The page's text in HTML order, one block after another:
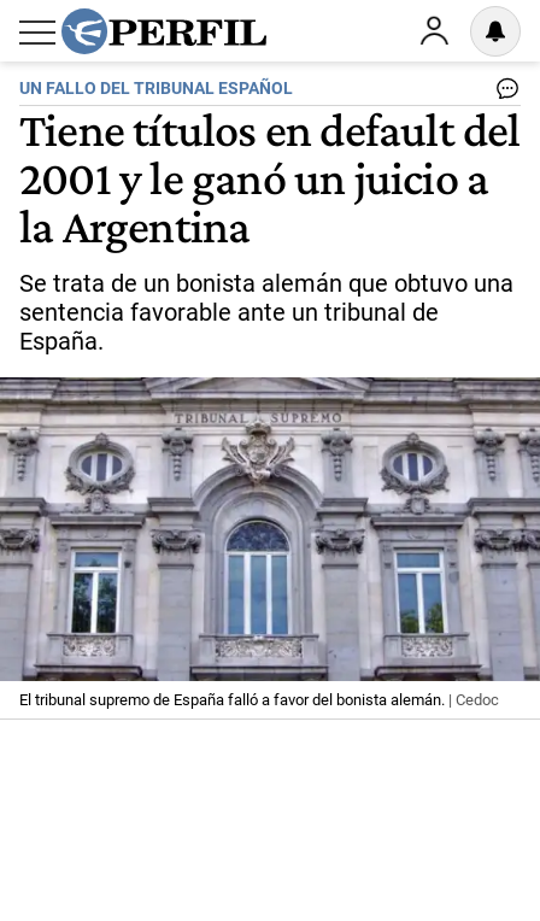
UN FALLO DEL TRIBUNAL ESPAÑOL
Tiene títulos en default del
2001 y le ganó un juicio a
la Argentina
Se trata de un bonista alemán que obtuvo una
sentencia favorable ante un tribunal de
España.
El tribunal supremo de España falló a favor del bonista alemán. | Cedoc